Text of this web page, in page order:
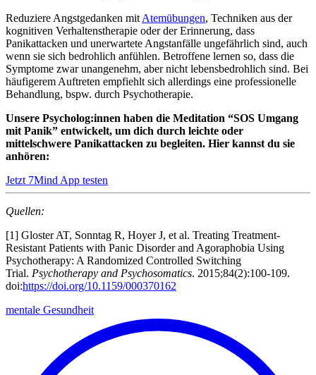
Reduziere Angstgedanken mit Atemübungen, Techniken aus der
kognitiven Verhaltenstherapie oder der Erinnerung, dass
Panikattacken und unerwartete Angstanfälle ungefährlich sind, auch
wenn sie sich bedrohlich anfühlen. Betroffene lernen so, dass die
Symptome zwar unangenehm, aber nicht lebensbedrohlich sind. Bei
häufigerem Auftreten empfiehlt sich allerdings eine professionelle
Behandlung, bspw. durch Psychotherapie.
Unsere Psycholog:innen haben die Meditation “SOS Umgang
mit Panik” entwickelt, um dich durch leichte oder
mittelschwere Panikattacken zu begleiten. Hier kannst du sie
anhören:
Jetzt 7Mind App testen
Quellen:
[1] Gloster AT, Sonntag R, Hoyer J, et al. Treating Treatment-
Resistant Patients with Panic Disorder and Agoraphobia Using
Psychotherapy: A Randomized Controlled Switching
Trial. Psychotherapy and Psychosomatics. 2015;84(2):100-109.
doi:https://doi.org/10.1159/000370162
mentale Gesundheit